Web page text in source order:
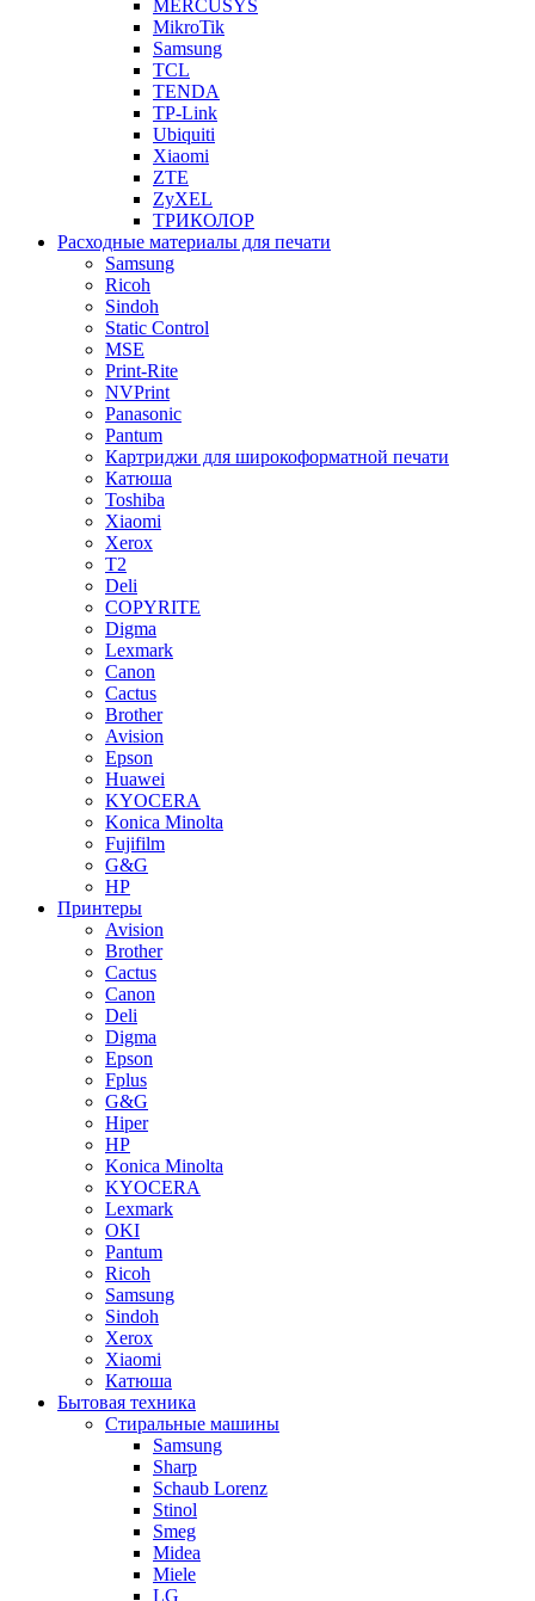
MERCUSYS
MikroTik
Samsung
TCL
TENDA
TP-Link
Ubiquiti
Xiaomi
ZTE
ZyXEL
ТРИКОЛОР
Расходные материалы для печати
Samsung
Ricoh
Sindoh
Static Control
MSE
Print-Rite
NVPrint
Panasonic
Pantum
Картриджи для широкоформатной печати
Катюша
Toshiba
Xiaomi
Xerox
T2
Deli
COPYRITE
Digma
Lexmark
Canon
Cactus
Brother
Avision
Epson
Huawei
KYOCERA
Konica Minolta
Fujifilm
G&G
HP
Принтеры
Avision
Brother
Cactus
Canon
Deli
Digma
Epson
Fplus
G&G
Hiper
HP
Konica Minolta
KYOCERA
Lexmark
OKI
Pantum
Ricoh
Samsung
Sindoh
Xerox
Xiaomi
Катюша
Бытовая техника
Стиральные машины
Samsung
Sharp
Schaub Lorenz
Stinol
Smeg
Midea
Miele
LG